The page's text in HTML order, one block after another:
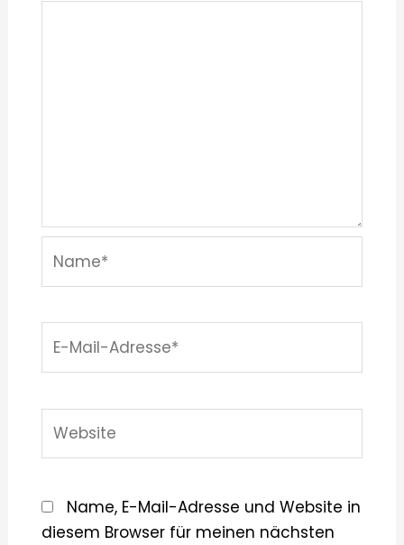
Mail-
Name, E-Mail-Adresse und Website in
diesem Browser für meinen nächsten